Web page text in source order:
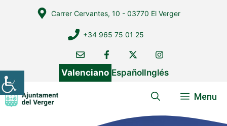
Carrer Cervantes, 10 - 03770 El Verger
+34 965 75 01 25
Valenciano EspañolInglés
Menu